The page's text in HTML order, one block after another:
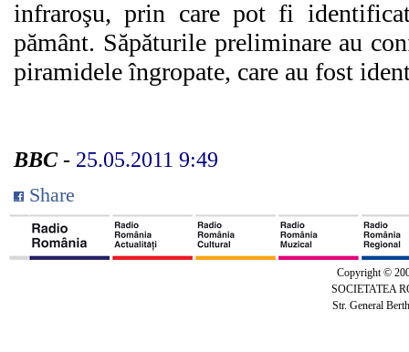
infraroşu, prin care pot fi
pământ. Săpăturile preliminare au
piramidele îngropate, care au fost
BBC - 25.05.2011 9:49
Share
Copyright ©
SOCIETATEA
Str. General